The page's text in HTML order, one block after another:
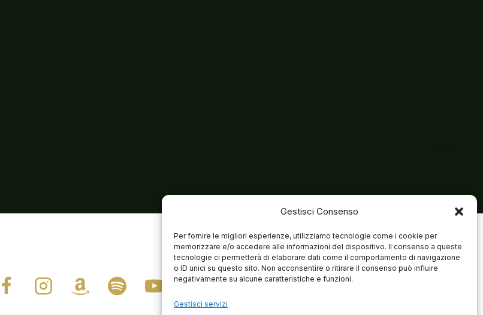
Gestisci Consenso
Per fornire le migliori esperienze, utilizziamo tecnologie come i cookie per
memorizzare e/o accedere alle informazioni del dispositivo. Il consenso a queste
tecnologie ci permetterà di elaborare dati come il comportamento di navigazione
o ID unici su questo sito. Non acconsentire o ritirare il consenso può influire
negativamente su alcune caratteristiche e funzioni.
Gestisci servizi